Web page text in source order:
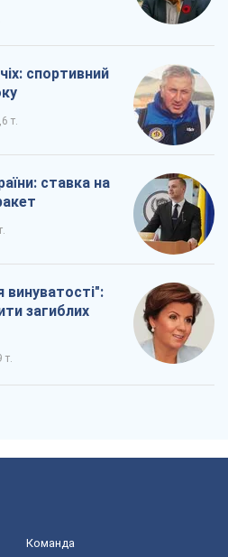
спортивний
т.
ставка на
винуватості":
загиблих
т.
Команда